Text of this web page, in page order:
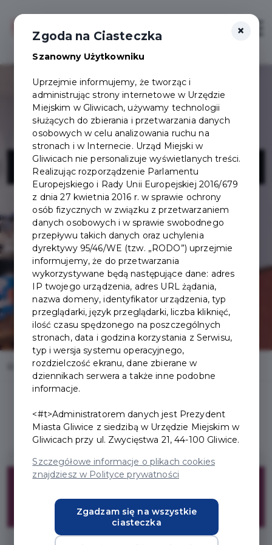
Kawiarnia Kafar
Home Oferty Kawiarnia Kafar
15%
ZNIŻKI
×
Zgoda na Ciasteczka
Szanowny Użytkowniku
Uprzejmie informujemy, że tworząc i
administrując strony internetowe w Urzędzie
Miejskim w Gliwicach, używamy technologii
służących do zbierania i przetwarzania danych
osobowych w celu analizowania ruchu na
stronach i w Internecie. Urząd Miejski w
Gliwicach nie personalizuje wyświetlanych treści.
Realizując rozporządzenie Parlamentu
Europejskiego i Rady Unii Europejskiej 2016/679
z dnia 27 kwietnia 2016 r. w sprawie ochrony
osób fizycznych w związku z przetwarzaniem
danych osobowych i w sprawie swobodnego
przepływu takich danych oraz uchylenia
dyrektywy 95/46/WE (tzw. „RODO”) uprzejmie
informujemy, że do przetwarzania
wykorzystywane będą następujące dane: adres
IP twojego urządzenia, adres URL żądania,
nazwa domeny, identyfikator urządzenia, typ
przeglądarki, język przeglądarki, liczba kliknięć,
ilość czasu spędzonego na poszczególnych
stronach, data i godzina korzystania z Serwisu,
typ i wersja systemu operacyjnego,
rozdzielczość ekranu, dane zbierane w
dziennikach serwera a także inne podobne
informacje.
<#t>Administratorem danych jest Prezydent
Miasta Gliwice z siedzibą w Urzędzie Miejskim w
Gliwicach przy ul. Zwycięstwa 21, 44-100 Gliwice.
Szczegółowe informacje o plikach cookies
znajdziesz w Polityce prywatności
Zgadzam się na wszystkie
ciasteczka